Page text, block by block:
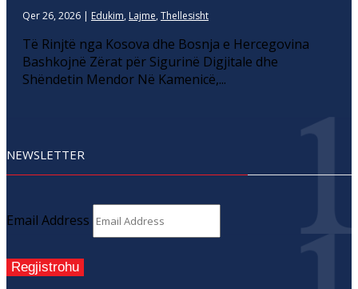
Qer 26, 2026 | Edukim, Lajme, Thellesisht
Të Rinjtë nga Kosova dhe Bosnja e Hercegovina
Bashkojnë Zërat për Sigurinë Digjitale dhe
Shëndetin Mendor Në Kamenicë,...
NEWSLETTER
Email Address
Regjistrohu